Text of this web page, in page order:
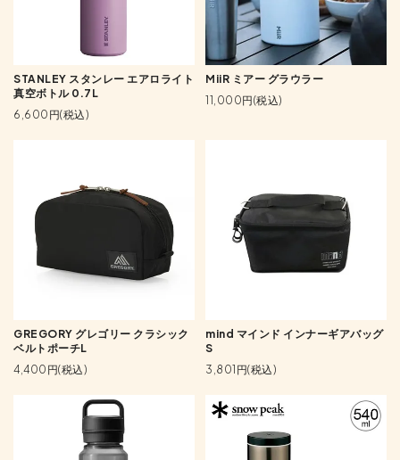
STANLEY スタンレー エアロライト
真空ボトル 0.7L
6,600円(税込)
MiiR ミアー グラウラー
11,000円(税込)
GREGORY グレゴリー クラシック
ベルトポーチL
4,400円(税込)
mind マインド インナーギアバッグ
S
3,801円(税込)